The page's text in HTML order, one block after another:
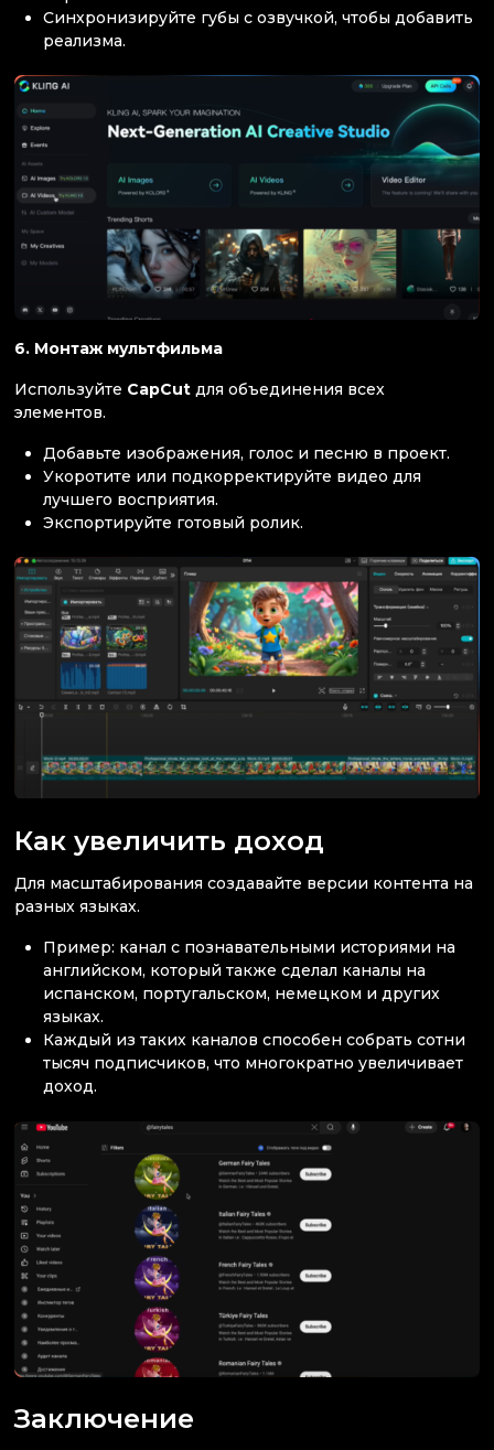
Синхронизируйте губы с озвучкой, чтобы добавить
реализма.
6. Монтаж мультфильма
Используйте CapCut для объединения всех
элементов.
Добавьте изображения, голос и песню в проект.
Укоротите или подкорректируйте видео для
лучшего восприятия.
Экспортируйте готовый ролик.
Как увеличить доход
Для масштабирования создавайте версии контента на
разных языках.
Пример: канал с познавательными историями на
английском, который также сделал каналы на
испанском, португальском, немецком и других
языках.
Каждый из таких каналов способен собрать сотни
тысяч подписчиков, что многократно увеличивает
доход.
Заключение